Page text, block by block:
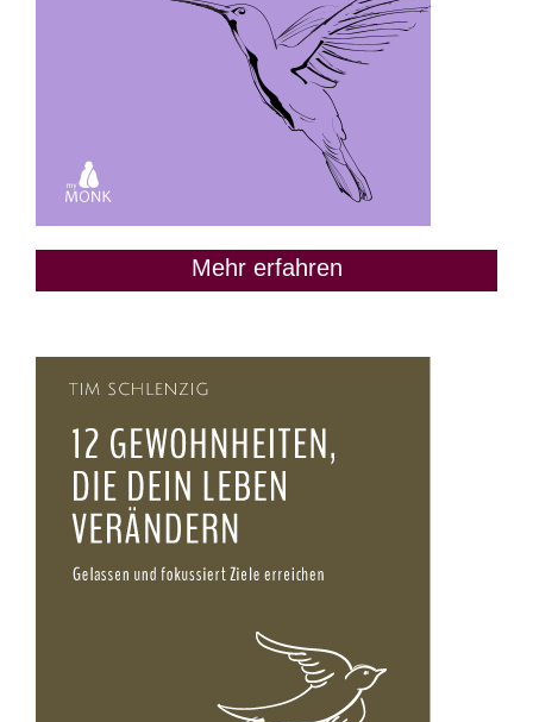
Mehr erfahren